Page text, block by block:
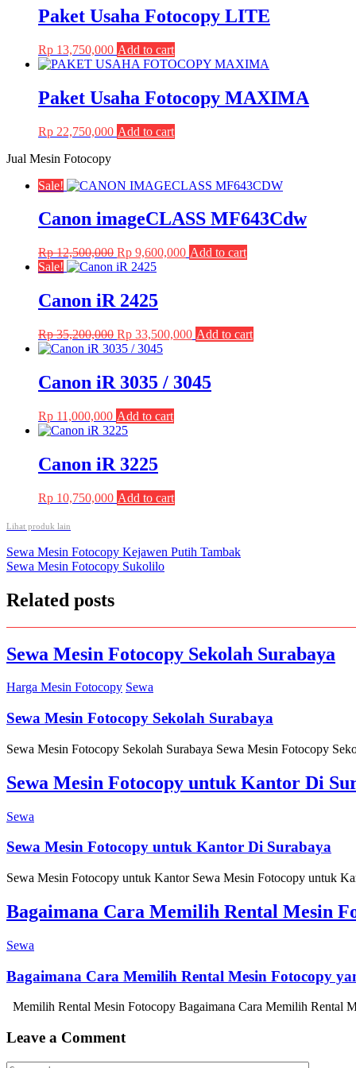
Paket Usaha Fotocopy LITE
Rp 13,750,000 Add to cart
Paket Usaha Fotocopy MAXIMA
Rp 22,750,000 Add to cart
Jual Mesin Fotocopy
Sale!
Canon imageCLASS MF643Cdw
Rp12,500,000 Original
price
Rp 12,500,000.
Rp 9,600,000Current
Add to cart
Sale!
Canon iR 2425
Rp35,200,000 Original
price
Rp 35,200,000.
Rp 33,500,000Current
Rp 33,500,000.
Add to cart
Canon iR 3035 / 3045
Rp 11,000,000 Add to cart
Canon iR 3225
Rp 10,750,000 Add to cart
Lihat produk lain
Post
navigation
Sewa Mesin Fotocopy Kejawen Putih Tambak
Sewa Mesin Fotocopy Sukolilo
Related posts
Sewa Mesin Fotocopy Sekolah Surabaya
Harga Mesin Fotocopy Sewa
Sewa Mesin Fotocopy Sekolah Surabaya
Sewa Mesin Fotocopy Sekolah Surabaya Sewa Mesin Fotocopy
Sewa Mesin Fotocopy untuk Kantor Di
Sewa
Sewa Mesin Fotocopy untuk Kantor Di Surabaya
Sewa Mesin Fotocopy untuk Kantor Sewa Mesin Fotocopy untuk
Bagaimana Cara Memilih Rental Mesin
Sewa
Bagaimana Cara Memilih Rental Mesin Fotocopy
Memilih Rental Mesin Fotocopy Bagaimana Cara Memilih Rental
Leave a Comment